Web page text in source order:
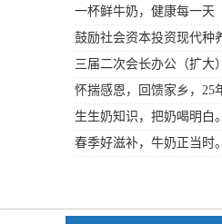
一杯鲜牛奶，健康每一天
生生奶知识，把奶喝明白。
春季好滋补，牛奶正当时。